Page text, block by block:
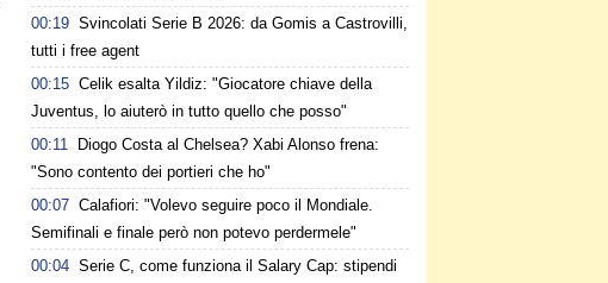
00:19 Svincolati Serie B 2026: da Gomis a Castrovilli,
tutti i free agent
00:15 Celik esalta Yildiz: "Giocatore chiave della
Juventus, lo aiuterò in tutto quello che posso"
00:11
Diogo Costa al Chelsea? Xabi Alonso frena:
"Sono contento dei portieri che ho"
00:07 Calafiori: "Volevo seguire poco il Mondiale.
Semifinali e finale però non potevo perdermele"
00:04 Serie C, come funziona il Salary Cap: stipendi